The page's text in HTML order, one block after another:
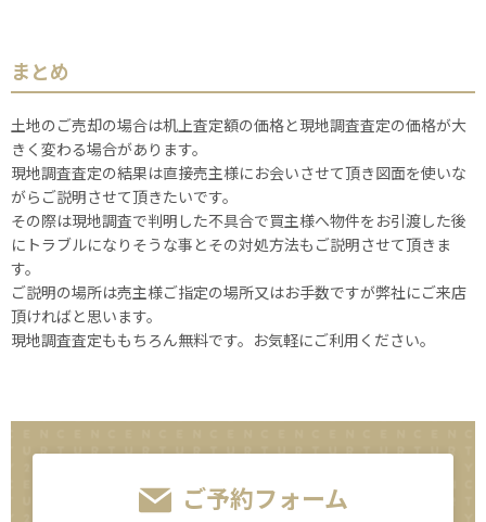
まとめ
土地のご売却の場合は机上査定額の価格と現地調査査定の価格が大
きく変わる場合があります。
現地調査査定の結果は直接売主様にお会いさせて頂き図面を使いな
がらご説明させて頂きたいです。
その際は現地調査で判明した不具合で買主様へ物件をお引渡した後
にトラブルになりそうな事とその対処方法もご説明させて頂きま
す。
ご説明の場所は売主様ご指定の場所又はお手数ですが弊社にご来店
頂ければと思います。
現地調査査定ももちろん無料です。お気軽にご利用ください。
ご予約フォーム